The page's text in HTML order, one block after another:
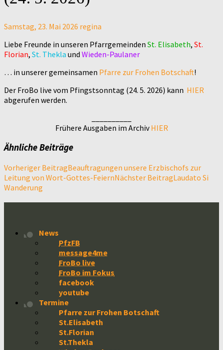
Samstag, 23. Mai 2026 regina
Liebe Freunde in unseren Pfarrgemeinden St. Elisabeth, St.
Florian, St. Thekla und Wieden-Paulaner
… in unserer gemeinsamen Pfarre zur Frohen Botschaft!
Der FroBo live vom Pfingstsonntag (24. 5. 2026) kann HIER
abgerufen werden.
Frühere Ausgaben im ArchivHIER
Ähnliche Beiträge
Beitragsnavigation
Vorheriger BeitragBeauftragungen unsere Erzbischofs zur
Leitung von Wort-Gottes-FeiernNächster BeitragLaudato Si
Wanderung
News
PfzFB
message4me
FroBo live
FroBo im Fokus
facebook
youtube
Termine
Pfarre zur Frohen Botschaft
St.Elisabeth
St.Florian
St.Thekla